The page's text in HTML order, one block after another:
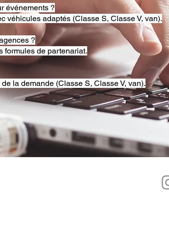
événements ?
véhicules adaptés (Classe S, Classe V, van).
?
formules de partenariat.
la demande (Classe S, Classe V, van).